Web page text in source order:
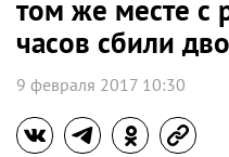
том же месте с
часов сбили
9 февраля 2017 10:30